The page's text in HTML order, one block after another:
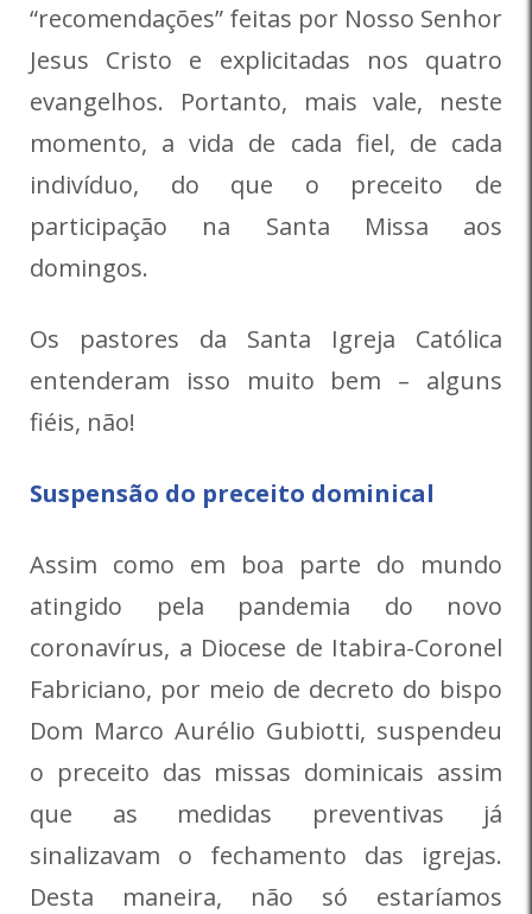
“recomendações” feitas por Nosso Senhor
Jesus Cristo e explicitadas nos quatro
evangelhos. Portanto, mais vale, neste
momento, a vida de cada fiel, de cada
indivíduo, do que o preceito de
participação na Santa Missa aos
domingos.
Os pastores da Santa Igreja Católica
entenderam isso muito bem – alguns
fiéis, não!
Suspensão do preceito dominical
Assim como em boa parte do mundo
atingido pela pandemia do novo
coronavírus, a Diocese de Itabira-Coronel
Fabriciano, por meio de decreto do bispo
Dom Marco Aurélio Gubiotti, suspendeu
o preceito das missas dominicais assim
que as medidas preventivas já
sinalizavam o fechamento das igrejas.
Desta maneira, não só estaríamos